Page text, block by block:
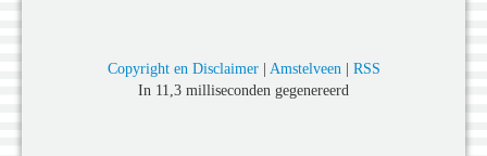
Copyright en Disclaimer| Amstelveen| RSS
In 11,3 milliseconden gegenereerd